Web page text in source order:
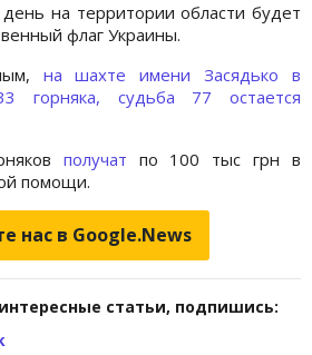
на территории области будет
флаг Украины.
на шахте имени Засядько в
горняка, судьба 77 остается
получат по 100 тыс грн в
помощи.
нас в Google.News
статьи, подпишись: